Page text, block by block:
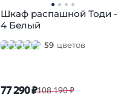
Шкаф распашной Тоди -
4 Белый
59 цветов
77 290 ₽108 190 ₽